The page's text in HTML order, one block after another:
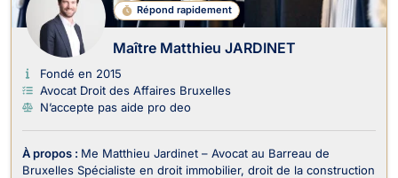
Répond rapidement
Maître Matthieu JARDINET
Fondé en 2015
Avocat Droit des Affaires Bruxelles
N’accepte pas aide pro deo
À propos : Me Matthieu Jardinet – Avocat au Barreau de
Bruxelles Spécialiste en droit immobilier, droit de la construction